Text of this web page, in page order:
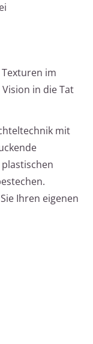
im
in die Tat
mit
Ihren eigenen